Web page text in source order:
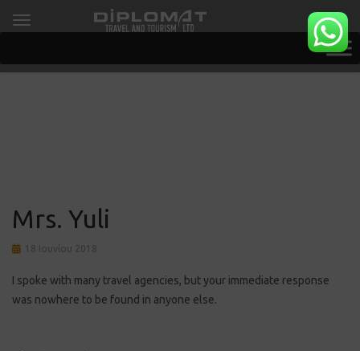
Mrs. Yuli
18 Ιουνίου 2018
I spoke with many travel agencies, but your immediate response
was nowhere to be found in anyone else.